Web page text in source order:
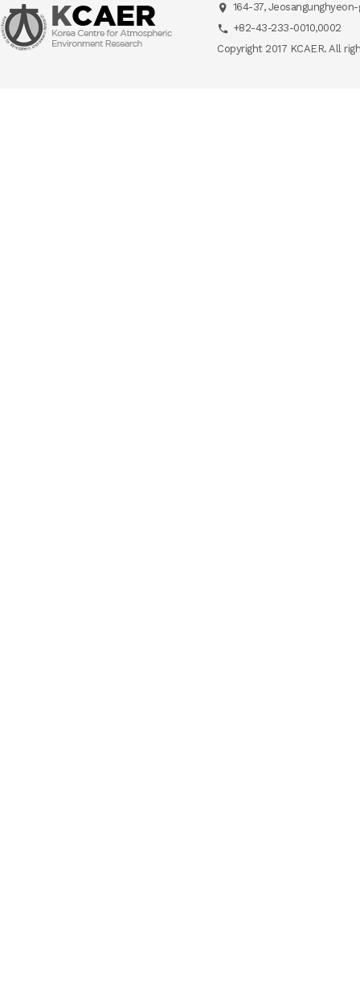
164-37,
+82-43-233-0010,0002
Copyright 2017 KCAER. All